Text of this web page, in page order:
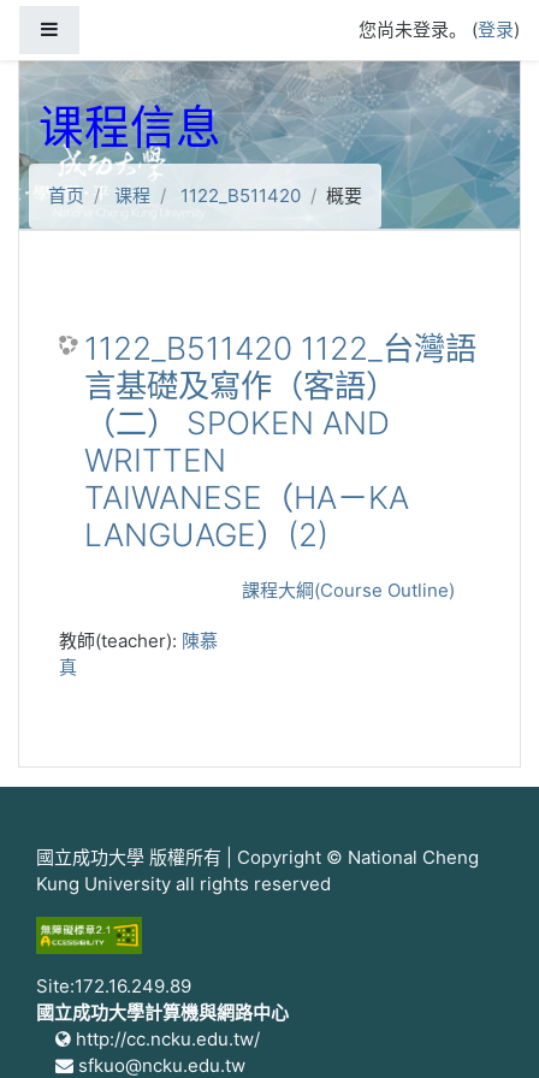
您尚未登录。 (登录)
课程信息
首页 课程 1122_B511420 概要
1122_B511420 1122_台灣語
言基礎及寫作（客語）
（二） SPOKEN AND
WRITTEN
TAIWANESE（HA－KA
LANGUAGE）(2)
課程大綱(Course Outline)
教師(teacher): 陳慕
真
國立成功大學 版權所有 | Copyright © National Cheng
Kung University all rights reserved
Site:172.16.249.89
國立成功大學計算機與網路中心
http://cc.ncku.edu.tw/
sfkuo@ncku.edu.tw